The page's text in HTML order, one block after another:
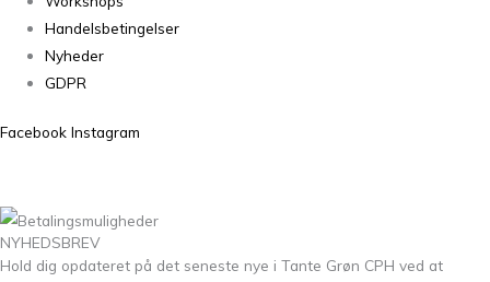
Handelsbetingelser
Nyheder
GDPR
Facebook Instagram
NYHEDSBREV
Hold dig opdateret på det seneste nye i Tante Grøn CPH ved at